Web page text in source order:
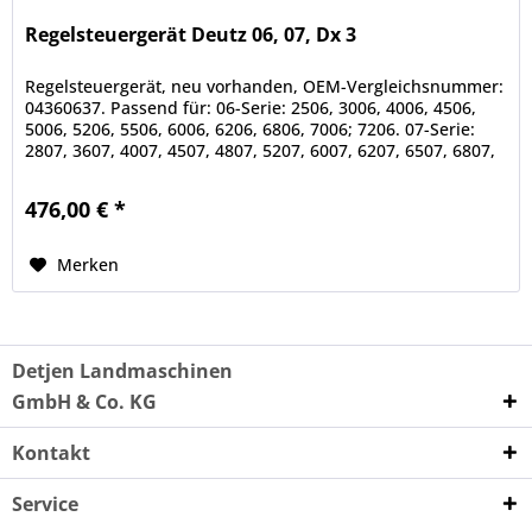
Regelsteuergerät Deutz 06, 07, Dx 3
Regelsteuergerät, neu vorhanden, OEM-Vergleichsnummer:
04360637. Passend für: 06-Serie: 2506, 3006, 4006, 4506,
5006, 5206, 5506, 6006, 6206, 6806, 7006; 7206. 07-Serie:
2807, 3607, 4007, 4507, 4807, 5207, 6007, 6207, 6507, 6807,
476,00 € *
Merken
Detjen Landmaschinen
GmbH & Co. KG
Kontakt
Service